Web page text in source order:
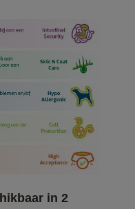
in 2